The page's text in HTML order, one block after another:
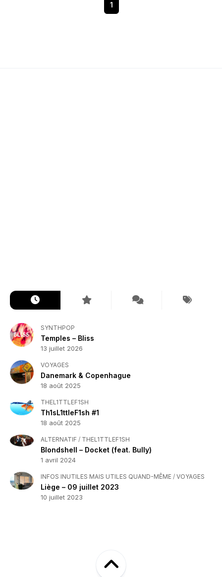
1
SYNTHPOP
Temples – Bliss
13 juillet 2026
VOYAGES
Danemark & Copenhague
18 août 2025
THEL1TTLEF1SH
Th1sL1ttleF1sh #1
18 août 2025
ALTERNATIF / THEL1TTLEF1SH
Blondshell – Docket (feat. Bully)
1 avril 2024
INFOS INUTILES MAIS UTILES QUAND-MÊME / VOYAGES
Liège – 09 juillet 2023
10 juillet 2023